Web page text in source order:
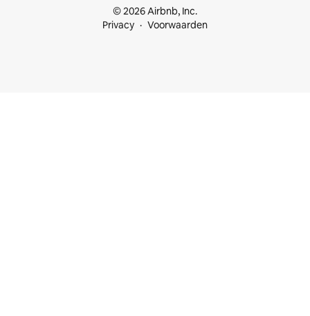
© 2026 Airbnb, Inc.
Privacy
Voorwaarden